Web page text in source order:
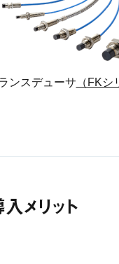
ンスデューサ （FKシ
メリット